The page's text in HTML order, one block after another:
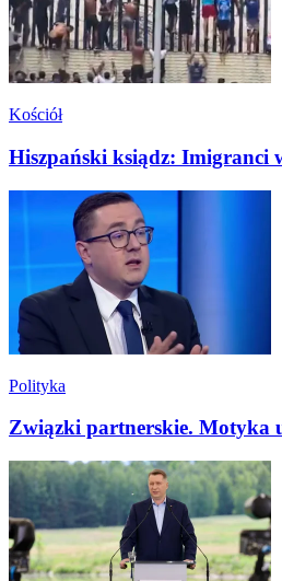
Kościół
Hiszpański ksiądz: Imigranci
Polityka
Związki partnerskie. Motyka